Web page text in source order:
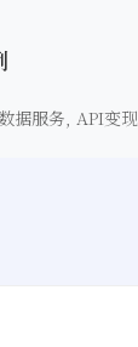
据服务, API变现